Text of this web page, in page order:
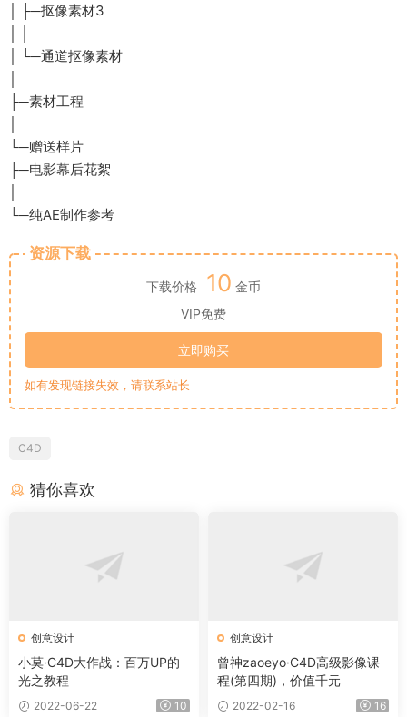
│ ├─抠像素材3
│ └─通道抠像素材
├─素材工程
└─赠送样片
├─电影幕后花絮
└─纯AE制作参考
资源下载
下载价格 10 金币
VIP免费
立即购买
如有发现链接失效，请联系站长
C4D
猜你喜欢
创意设计
小莫·C4D大作战：百万UP的
光之教程
2022-06-22 10
创意设计
曾神zaoeyo·C4D高级影像课
程(第四期)，价值千元
2022-02-16 16